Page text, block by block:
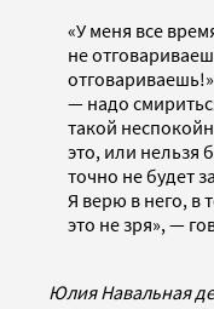
«У меня все
не
— надо
такой
это, или нельзя
точно не будет
Я верю в него, в
это не зря», —
Юлия Навальная